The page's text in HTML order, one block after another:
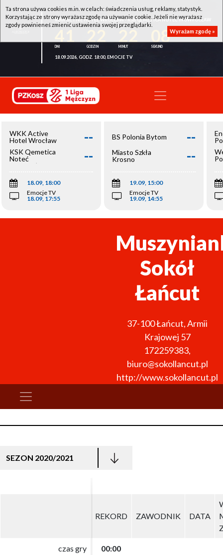
WKK ACTIVE HOTEL WROCŁAW - KSK QEMETICA NOTEĆ INOWROCŁAW
07
18.09.2026, GODZ. 18:00, EMOCJE TV
WKK Active
Hotel Wrocław
--
KSK Qemetica
Noteć
Inowrocław
--
18.09, 18:00
Emocje TV
18.09, 17:55
BS Polonia Bytom --
Miasto Szkła
Krosno
--
19.09, 15:00
Emocje TV
19.09, 14:55
Sokół
Łańcut
37-100Łańcut,Armii
Krajowej 57
172259383,
biuro@sokollancut.pl
http://www.sokollancut.pl
SEZON 2020/2021
REKORD ZAWODNIK DATA
czas gry 00:00
REKORD ZAWODNIK DATA
czas gry 00:00
Ta strona używa cookies m.in. w celach: świadczenia usług, reklamy, statystyk.
Korzystając ze strony wyrażasz zgodę na używanie cookie. Jeżeli nie wyrażasz
zgody powinieneś zmienić ustawienia swojej przeglądarki.
Wyrażam zgodę »